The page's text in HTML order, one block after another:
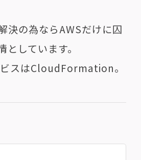
決の為ならAWSだけに囚
しています。
スはCloudFormation。